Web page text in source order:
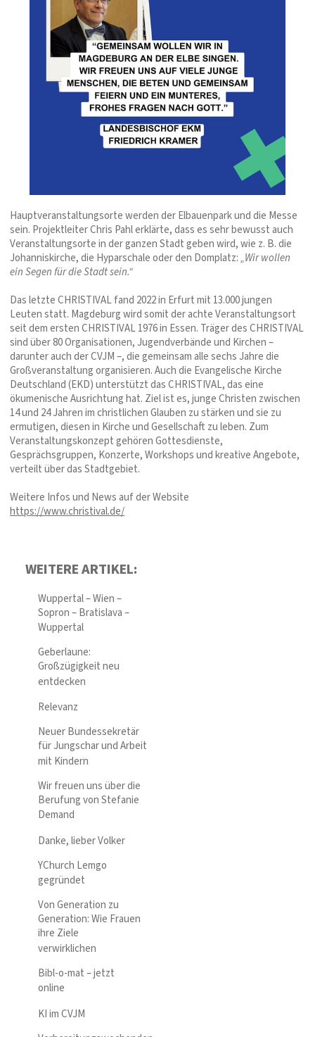
Hauptveranstaltungsorte werden der Elbauenpark und die Messe
sein. Projektleiter Chris Pahl erklärte, dass es sehr bewusst auch
Veranstaltungsorte in der ganzen Stadt geben wird, wie z. B. die
Johanniskirche, die Hyparschale oder den Domplatz:„Wir wollen
ein Segen für die Stadt sein.“
Das letzte CHRISTIVAL fand 2022 in Erfurt mit 13.000 jungen
Leuten statt. Magdeburg wird somit der achte Veranstaltungsort
seit dem ersten CHRISTIVAL 1976 in Essen. Träger des CHRISTIVAL
sind über 80 Organisationen, Jugendverbände und Kirchen –
darunter auch der CVJM –, die gemeinsam alle sechs Jahre die
Großveranstaltung organisieren. Auch die Evangelische Kirche
Deutschland (EKD) unterstützt das CHRISTIVAL, das eine
ökumenische Ausrichtung hat. Ziel ist es, junge Christen zwischen
14 und 24 Jahren im christlichen Glauben zu stärken und sie zu
ermutigen, diesen in Kirche und Gesellschaft zu leben. Zum
Veranstaltungskonzept gehören Gottesdienste,
Gesprächsgruppen, Konzerte, Workshops und kreative Angebote,
verteilt über das Stadtgebiet.
Weitere Infos und News auf der Website
https://www.christival.de/
WEITERE ARTIKEL:
Wuppertal – Wien –
Sopron – Bratislava –
Wuppertal
Geberlaune:
Großzügigkeit neu
entdecken
Relevanz
Neuer Bundessekretär
für Jungschar und Arbeit
mit Kindern
Wir freuen uns über die
Berufung von Stefanie
Demand
Danke, lieber Volker
YChurch Lemgo
gegründet
Von Generation zu
Generation: Wie Frauen
ihre Ziele
verwirklichen
Bibl-o-mat – jetzt
online
KI im CVJM